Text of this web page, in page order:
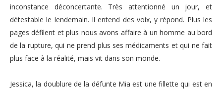
inconstance déconcertante. Très attentionné un jour, et
détestable le lendemain. Il entend des voix, y répond. Plus les
pages défilent et plus nous avons affaire à un homme au bord
de la rupture, qui ne prend plus ses médicaments et qui ne fait
plus face à la réalité, mais vit dans son monde.
Jessica, la doublure de la défunte Mia est une fillette qui est en